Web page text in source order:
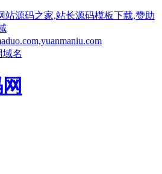
站源码之家,站长源码模板下载,赞助
域名